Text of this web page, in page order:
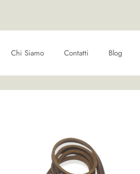
Chi Siamo Contatti Blog